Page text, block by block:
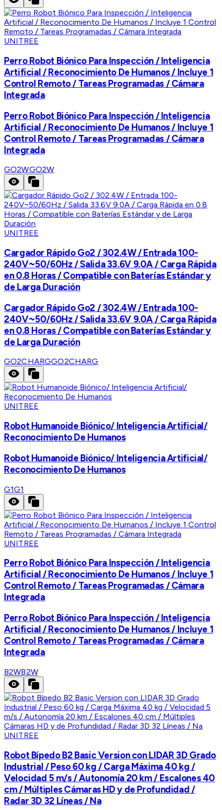
UNITREE
Perro Robot Biónico Para Inspección / Inteligencia
Artificial / Reconocimiento De Humanos / Incluye 1
Control Remoto / Tareas Programadas / Cámara
Integrada
Perro Robot Biónico Para Inspección / Inteligencia
Artificial / Reconocimiento De Humanos / Incluye 1
Control Remoto / Tareas Programadas / Cámara
Integrada
GO2WGO2W
UNITREE
Cargador Rápido Go2 / 302.4W / Entrada 100-
240V~50/60Hz / Salida 33.6V 9.0A / Carga Rápida
en 0.8 Horas / Compatible con Baterías Estándar y
de Larga Duración
Cargador Rápido Go2 / 302.4W / Entrada 100-
240V~50/60Hz / Salida 33.6V 9.0A / Carga Rápida
en 0.8 Horas / Compatible con Baterías Estándar y
de Larga Duración
GO2CHARGGO2CHARG
UNITREE
Robot Humanoide Biónico/ Inteligencia Artificial/
Reconocimiento De Humanos
Robot Humanoide Biónico/ Inteligencia Artificial/
Reconocimiento De Humanos
G1G1
UNITREE
Perro Robot Biónico Para Inspección / Inteligencia
Artificial / Reconocimiento De Humanos / Incluye 1
Control Remoto / Tareas Programadas / Cámara
Integrada
Perro Robot Biónico Para Inspección / Inteligencia
Artificial / Reconocimiento De Humanos / Incluye 1
Control Remoto / Tareas Programadas / Cámara
Integrada
B2WB2W
UNITREE
Robot Bípedo B2 Basic Version con LIDAR 3D Grado
Industrial / Peso 60 kg / Carga Máxima 40 kg /
Velocidad 5 m/s / Autonomía 20 km / Escalones 40
cm / Múltiples Cámaras HD y de Profundidad /
Radar 3D 32 Líneas / Na